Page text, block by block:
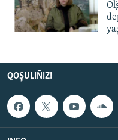
QOŞULIÑIZ!